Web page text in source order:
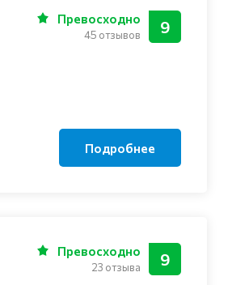
9
Превосходно
45 отзывов
Подробнее
9
Превосходно
23 отзыва